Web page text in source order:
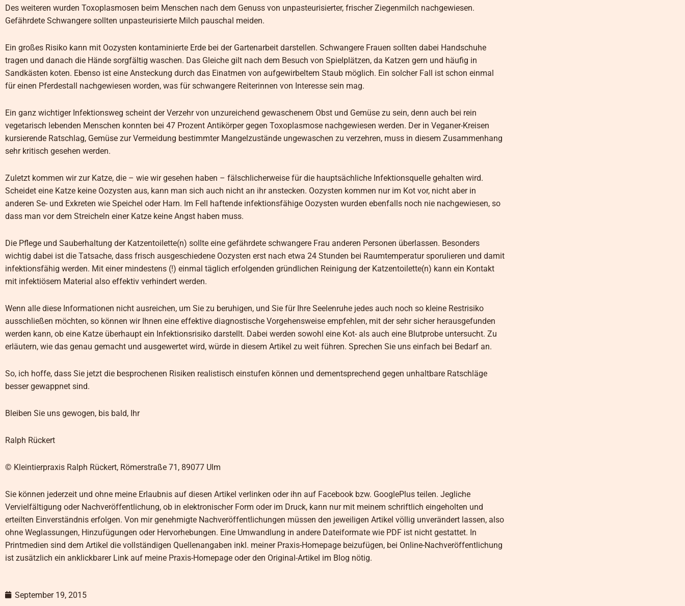
Des weiteren wurden Toxoplasmosen beim Menschen nach dem Genuss von unpasteurisierter, frischer Ziegenmilch nachgewiesen.
Gefährdete Schwangere sollten unpasteurisierte Milch pauschal meiden.
Ein großes Risiko kann mit Oozysten kontaminierte Erde bei der Gartenarbeit darstellen. Schwangere Frauen sollten dabei Handschuhe
tragen und danach die Hände sorgfältig waschen. Das Gleiche gilt nach dem Besuch von Spielplätzen, da Katzen gern und häufig in
Sandkästen koten. Ebenso ist eine Ansteckung durch das Einatmen von aufgewirbeltem Staub möglich. Ein solcher Fall ist schon einmal
für einen Pferdestall nachgewiesen worden, was für schwangere Reiterinnen von Interesse sein mag.
Ein ganz wichtiger Infektionsweg scheint der Verzehr von unzureichend gewaschenem Obst und Gemüse zu sein, denn auch bei rein
vegetarisch lebenden Menschen konnten bei 47 Prozent Antikörper gegen Toxoplasmose nachgewiesen werden. Der in Veganer-Kreisen
kursierende Ratschlag, Gemüse zur Vermeidung bestimmter Mangelzustände ungewaschen zu verzehren, muss in diesem Zusammenhang
sehr kritisch gesehen werden.
Zuletzt kommen wir zur Katze, die – wie wir gesehen haben – fälschlicherweise für die hauptsächliche Infektionsquelle gehalten wird.
Scheidet eine Katze keine Oozysten aus, kann man sich auch nicht an ihr anstecken. Oozysten kommen nur im Kot vor, nicht aber in
anderen Se- und Exkreten wie Speichel oder Harn. Im Fell haftende infektionsfähige Oozysten wurden ebenfalls noch nie nachgewiesen, so
dass man vor dem Streicheln einer Katze keine Angst haben muss.
Die Pflege und Sauberhaltung der Katzentoilette(n) sollte eine gefährdete schwangere Frau anderen Personen überlassen. Besonders
wichtig dabei ist die Tatsache, dass frisch ausgeschiedene Oozysten erst nach etwa 24 Stunden bei Raumtemperatur sporulieren und damit
infektionsfähig werden. Mit einer mindestens (!) einmal täglich erfolgenden gründlichen Reinigung der Katzentoilette(n) kann ein Kontakt
mit infektiösem Material also effektiv verhindert werden.
Wenn alle diese Informationen nicht ausreichen, um Sie zu beruhigen, und Sie für Ihre Seelenruhe jedes auch noch so kleine Restrisiko
ausschließen möchten, so können wir Ihnen eine effektive diagnostische Vorgehensweise empfehlen, mit der sehr sicher herausgefunden
werden kann, ob eine Katze überhaupt ein Infektionsrisiko darstellt. Dabei werden sowohl eine Kot- als auch eine Blutprobe untersucht. Zu
erläutern, wie das genau gemacht und ausgewertet wird, würde in diesem Artikel zu weit führen. Sprechen Sie uns einfach bei Bedarf an.
So, ich hoffe, dass Sie jetzt die besprochenen Risiken realistisch einstufen können und dementsprechend gegen unhaltbare Ratschläge
besser gewappnet sind.
Bleiben Sie uns gewogen, bis bald, Ihr
Ralph Rückert
© Kleintierpraxis Ralph Rückert, Römerstraße 71, 89077 Ulm
Sie können jederzeit und ohne meine Erlaubnis auf diesen Artikel verlinken oder ihn auf Facebook bzw. GooglePlus teilen. Jegliche
Vervielfältigung oder Nachveröffentlichung, ob in elektronischer Form oder im Druck, kann nur mit meinem schriftlich eingeholten und
erteilten Einverständnis erfolgen. Von mir genehmigte Nachveröffentlichungen müssen den jeweiligen Artikel völlig unverändert lassen, also
ohne Weglassungen, Hinzufügungen oder Hervorhebungen. Eine Umwandlung in andere Dateiformate wie PDF ist nicht gestattet. In
Printmedien sind dem Artikel die vollständigen Quellenangaben inkl. meiner Praxis-Homepage beizufügen, bei Online-Nachveröffentlichung
ist zusätzlich ein anklickbarer Link auf meine Praxis-Homepage oder den Original-Artikel im Blog nötig.
September 19, 2015